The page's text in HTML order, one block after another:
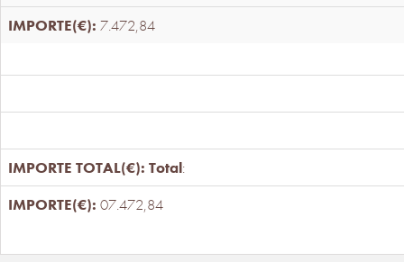
7.472,84
Total:
07.472,84